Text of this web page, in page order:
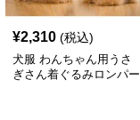
¥2,310 (税込)
犬服 わんちゃん用うさ
ぎさん着ぐるみロンパー